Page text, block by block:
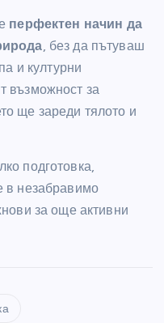
перфектен начин да
, без да пътуваш
и културни
възможност за
ще зареди тялото и
подготовка,
в незабравимо
за още активни